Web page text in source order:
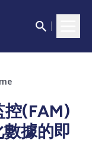
控(FAM)
據的即